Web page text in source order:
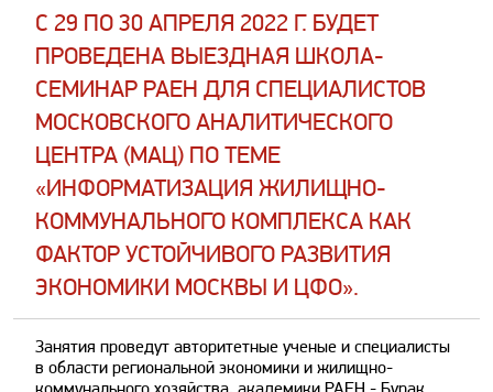
​С 29 ПО 30 АПРЕЛЯ 2022 Г. БУДЕТ
ПРОВЕДЕНА ВЫЕЗДНАЯ ШКОЛА-
СЕМИНАР РАЕН ДЛЯ СПЕЦИАЛИСТОВ
МОСКОВСКОГО АНАЛИТИЧЕСКОГО
ЦЕНТРА (МАЦ) ПО ТЕМЕ
«ИНФОРМАТИЗАЦИЯ ЖИЛИЩНО-
КОММУНАЛЬНОГО КОМПЛЕКСА КАК
ФАКТОР УСТОЙЧИВОГО РАЗВИТИЯ
ЭКОНОМИКИ МОСКВЫ И ЦФО».
Занятия проведут авторитетные ученые и специалисты
в области региональной экономики и жилищно-